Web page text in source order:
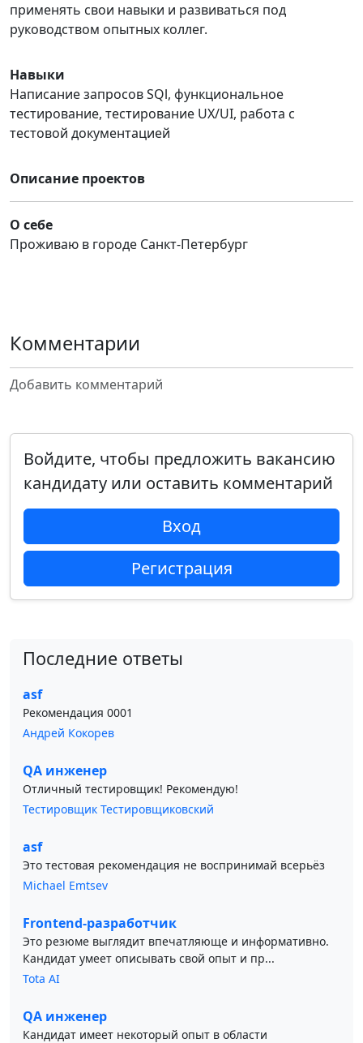
применять свои навыки и развиваться под
руководством опытных коллег.
Навыки
Написание запросов SQl, функциональное
тестирование, тестирование UX/UI, работа с
тестовой документацией
Описание проектов
О себе
Проживаю в городе Санкт-Петербург
Комментарии
Добавить комментарий
Войдите, чтобы предложить вакансию
кандидату или оставить комментарий
Вход
Регистрация
Последние ответы
asf
Рекомендация 0001
Андрей Кокорев
QA инженер
Отличный тестировщик! Рекомендую!
Тестировщик Тестировщиковский
asf
Это тестовая рекомендация не воспринимай всерьёз
Michael Emtsev
Frontend-разработчик
Это резюме выглядит впечатляюще и информативно.
Кандидат умеет описывать свой опыт и пр...
Tota AI
QA инженер
Кандидат имеет некоторый опыт в области